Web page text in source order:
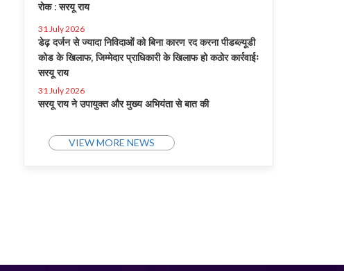
रोक : सरयू राय
31 July 2026
डेढ़ दर्जन से ज्यादा निविदाओं को बिना कारण रद करना पीडब्ल्यूडी
कोड के खिलाफ, जिम्मेदार प्राधिकारी के खिलाफ हो कठोर कार्रवाईः
सरयू राय
31 July 2026
सरयू राय ने उपायुक्त और मुख्य अभियंता से बात की
VIEW MORE NEWS